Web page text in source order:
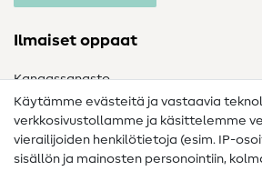
Ilmaiset oppaat
Kangassanasto
Ompelusanasto
Ompeluohjeet
Käytämme evästeitä ja vastaavia
verkkosivustollamme ja käsittelemme
vierailijoiden henkilötietoja (esim. IP-
sisällön ja mainosten personointiin,